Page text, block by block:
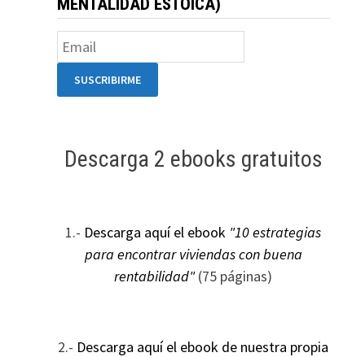
MENTALIDAD ESTOICA)
Descarga 2 ebooks gratuitos
1.- Descarga aquí el ebook "10 estrategias
para encontrar viviendas con buena
rentabilidad"(75 páginas)
2.- Descarga aquí el ebook de nuestra propia